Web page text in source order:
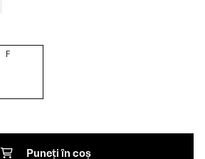
F
Puneți în coș